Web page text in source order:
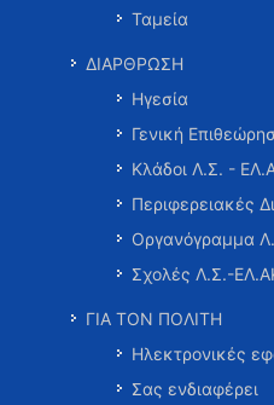
Ταμεία
ΔΙΑΡΘΡΩΣΗ
Ηγεσία
Γενική
Κλάδοι Λ.Σ. -
Περιφερειακές
Οργανόγραμμα
Σχολές Λ.Σ.-
ΓΙΑ ΤΟΝ ΠΟΛΙΤΗ
Ηλεκτρονικές
Σας ενδιαφέρει